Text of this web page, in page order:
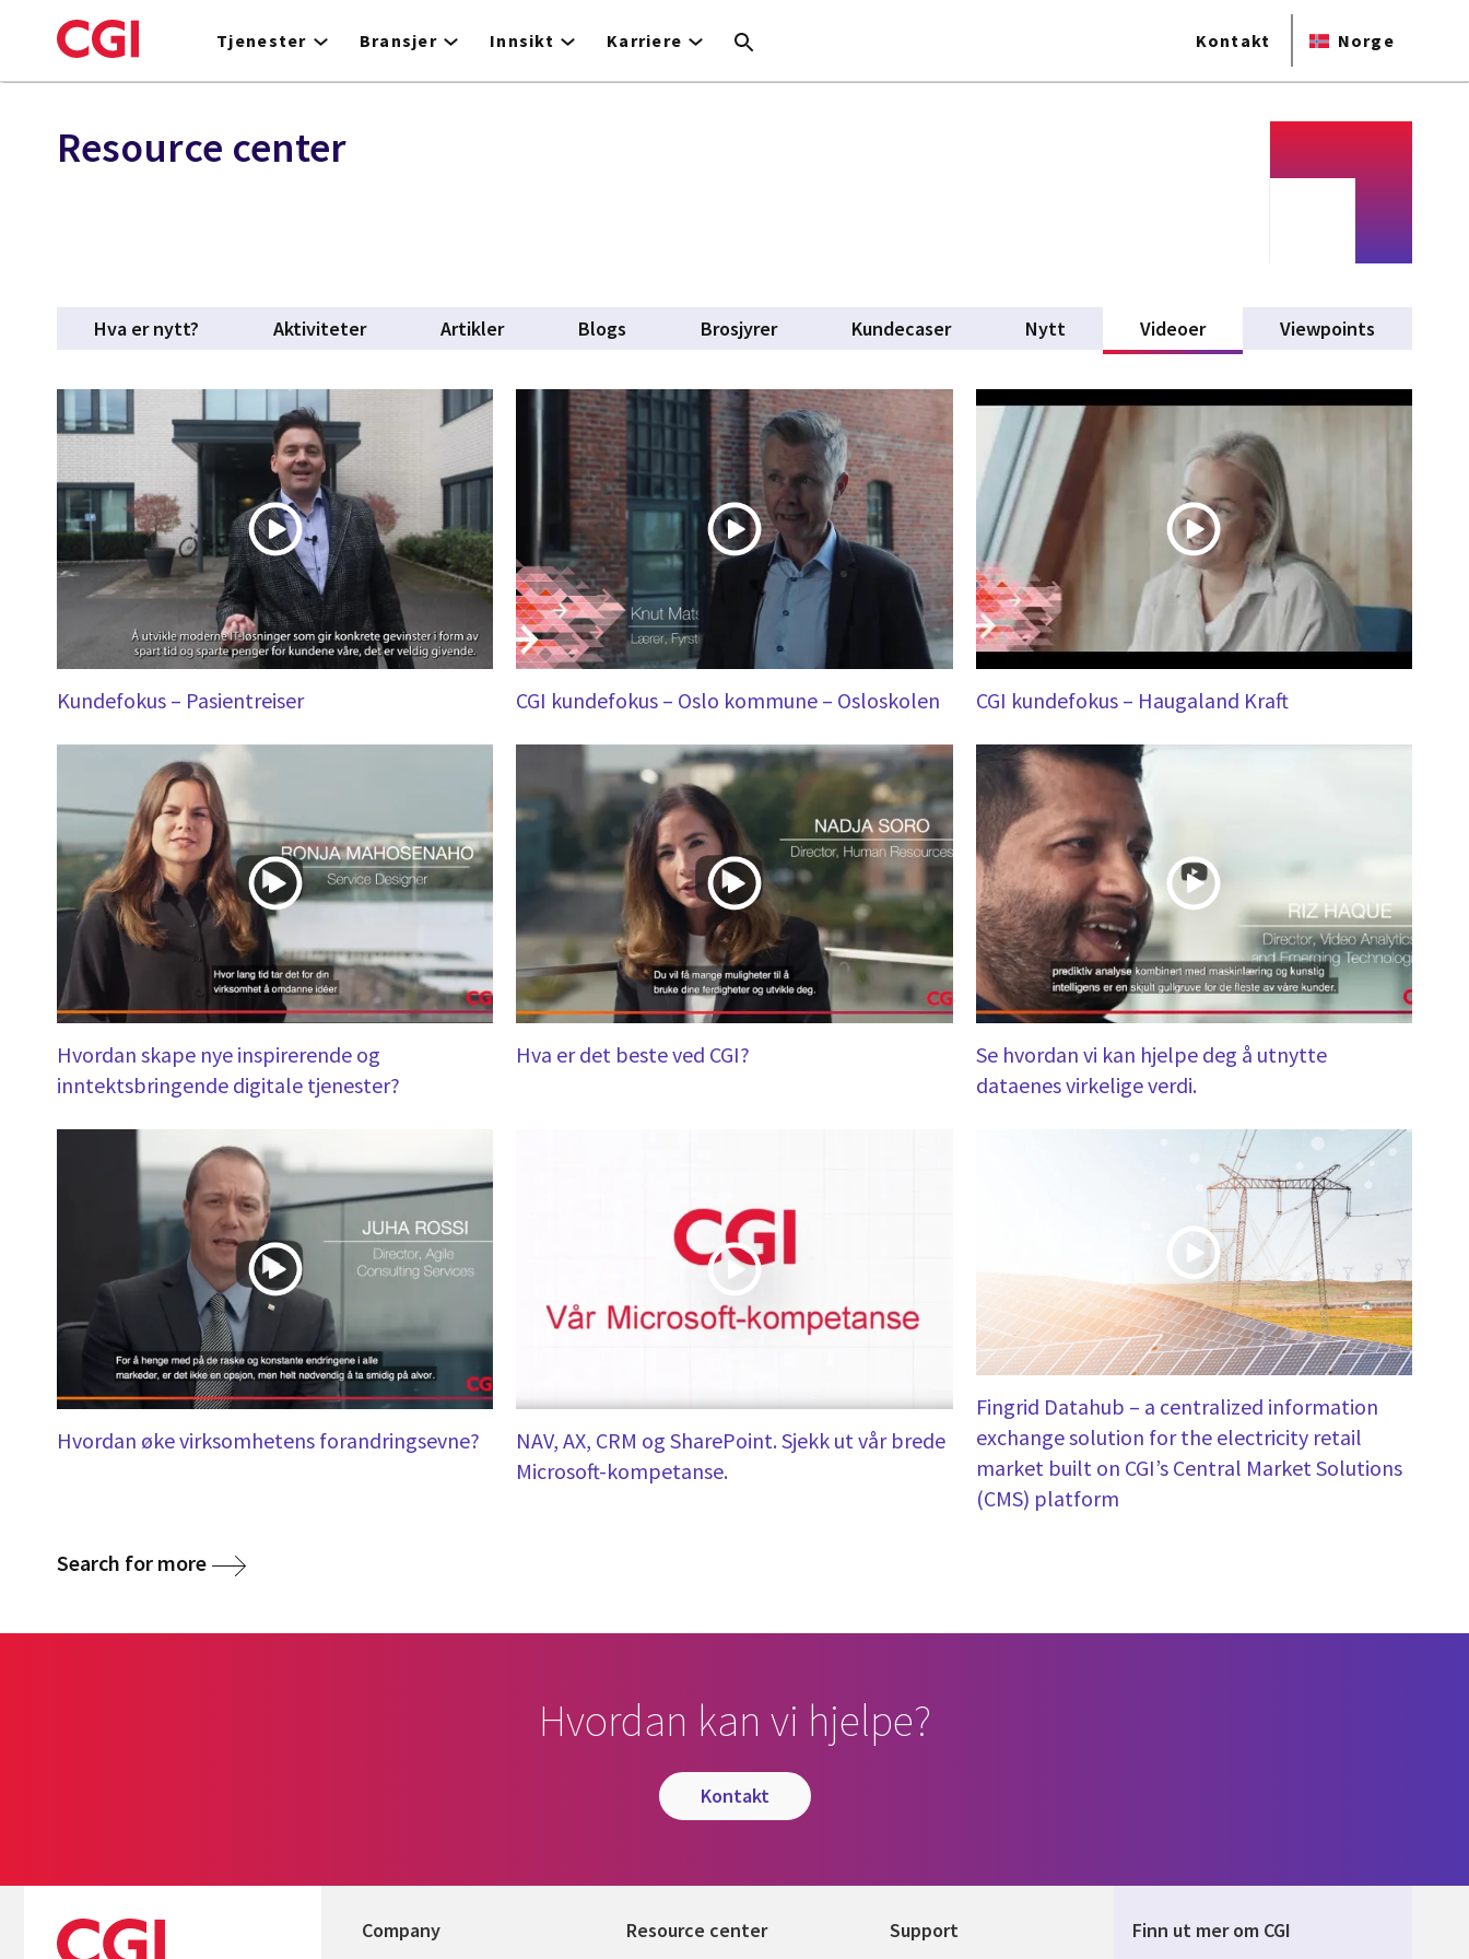
to
Tjenester Bransjer Innsikt Karriere Kontakt Norge
Resource center
Hva er nytt? Aktiviteter Artikler Blogs Brosjyrer Kundecaser Nytt Videoer(active tab)Viewpoints
Kundefokus – Pasientreiser CGI kundefokus – Oslo kommune – Osloskolen CGI kundefokus – Haugaland Kraft
Hvordan skape nye inspirerende og
inntektsbringende digitale tjenester?
Hva er det beste ved CGI?
Se hvordan vi kan hjelpe deg å utnytte
dataenes virkelige verdi.
Hvordan øke virksomhetens forandringsevne?
NAV, AX, CRM og SharePoint. Sjekk ut vår brede
Microsoft-kompetanse.
Fingrid Datahub – a centralized information
exchange solution for the electricity retail
market built on CGI’s Central Market Solutions
(CMS) platform
Search for more
Hvordan kan vi hjelpe?
kontakt
Company Resource center Support Finn ut mer om CGI